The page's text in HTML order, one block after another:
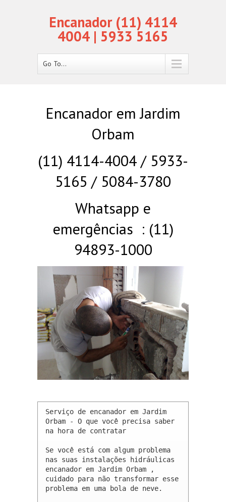
Encanador (11) 4114
4004 | 5933 5165
Go To...
Encanador em Jardim
Orbam
(11) 4114-4004 / 5933-
5165 / 5084-3780
Whatsapp e
emergências : (11)
94893-1000
Serviço de encanador em Jardim
Orbam - O que você precisa saber
na hora de contratar
Se você está com algum problema
nas suas instalações hidráulicas
encanador em Jardim Orbam ,
cuidado para não transformar esse
problema em uma bola de neve.